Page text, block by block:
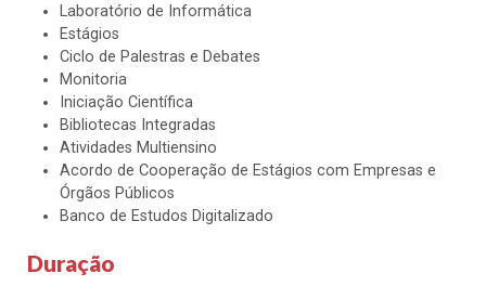
Laboratório de Informática
Estágios
Ciclo de Palestras e Debates
Monitoria
Iniciação Científica
Bibliotecas Integradas
Atividades Multiensino
Acordo de Cooperação de Estágios com Empresas e
Órgãos Públicos
Banco de Estudos Digitalizado
Duração